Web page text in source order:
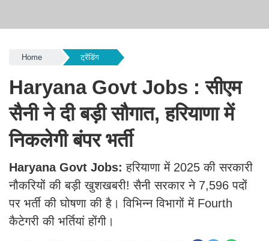
Home ट्रेंडिंग
Haryana Govt Jobs : सीएम
सैनी ने दी बड़ी सौगात, हरियाणा में
निकलेगी बंपर भर्ती
Haryana Govt Jobs:हरियाणा में 2025 की सरकारी
नौकरियों की बड़ी खुशखबरी! सैनी सरकार ने 7,596 पदों
पर भर्ती की घोषणा की है। विभिन्न विभागों में Fourth
कैटेगरी की भर्तियां होंगी।